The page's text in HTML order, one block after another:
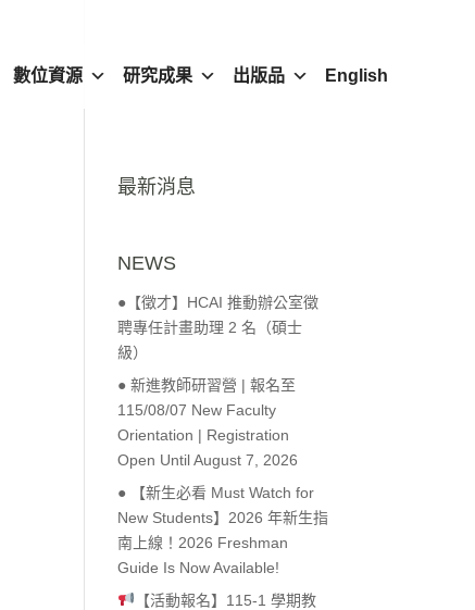
數位資源 研究成果 出版品 English
Outlook Live
最新消息
NEWS
●【徵才】HCAI 推動辦公室徵
聘專任計畫助理 2 名（碩士
級）
● 新進教師研習營 | 報名至
115/08/07 New Faculty
Orientation | Registration
Open Until August 7, 2026
● 【新生必看 Must Watch for
New Students】2026 年新生指
南上線！2026 Freshman
Guide Is Now Available!
【活動報名】115-1 學期教